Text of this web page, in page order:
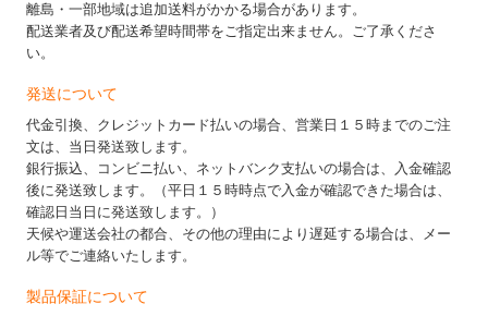
離島・一部地域は追加送料がかかる場合があります。
配送業者及び配送希望時間帯をご指定出来ません。ご了承くださ
い。
発送について
代金引換、クレジットカード払いの場合、営業日１５時までのご注
文は、当日発送致します。
銀行振込、コンビニ払い、ネットバンク支払いの場合は、入金確認
後に発送致します。（平日１５時時点で入金が確認できた場合は、
確認日当日に発送致します。）
天候や運送会社の都合、その他の理由により遅延する場合は、メー
ル等でご連絡いたします。
製品保証について